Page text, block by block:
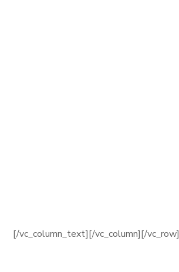
[/vc_column_text][/vc_column][/vc_row]